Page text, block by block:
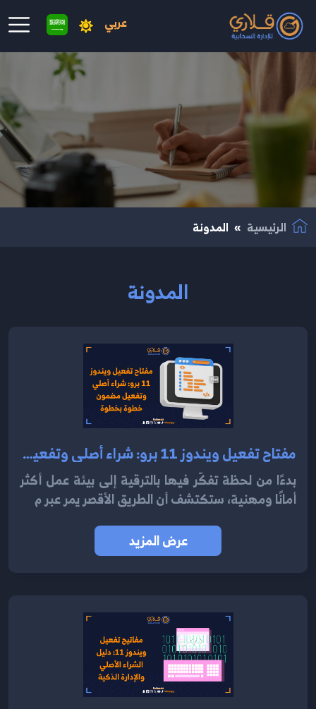
عربي
انتقال إلى المحتوى الرئيسي
الرئيسية المدونة
المدونة
مفتاح تفعيل ويندوز 11 برو: شراء أصلي وتفعيل مضمون خطوة بخطوة 2025
بدءًا من لحظة تفكّر فيها بالترقية إلى بيئة عمل أكثر
أمانًا ومهنية، ستكتشف أن الطريق الأقصر يمر عبر م
عرض المزيد